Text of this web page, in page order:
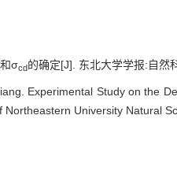
和σcd的确定[J]. 东北大学学报:自然
Experimental Study on the
University Natural